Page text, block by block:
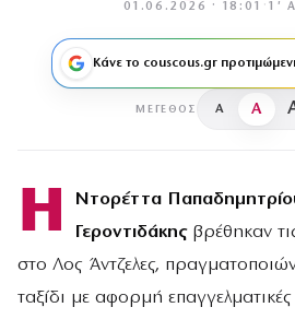
01.06.2026 · 18:01 · 1′
Κάνε το couscous.gr
ΜΈΓΕΘΟΣ A A
Η Ντορέττα
Γεροντιδάκηςβρέθηκαν
στο Λος Άντζελες,
ταξίδι με αφορμή